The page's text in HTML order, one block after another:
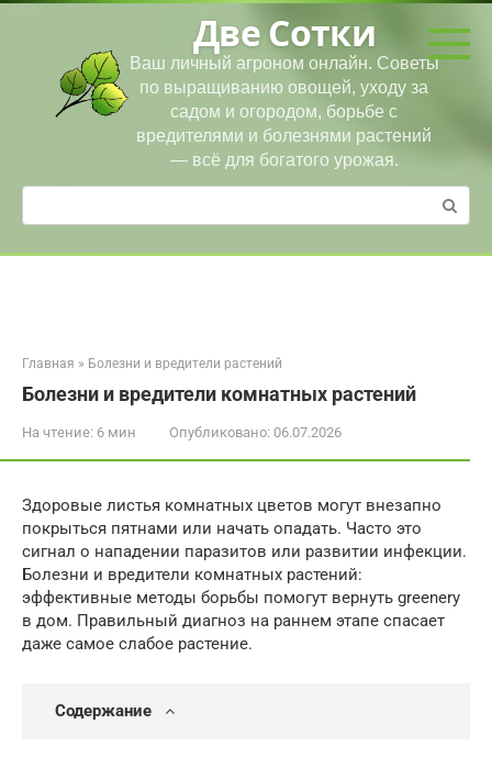
Перейти
Две Сотки
Ваш личный агроном онлайн. Советы
по выращиванию овощей, уходу за
садом и огородом, борьбе с
вредителями и болезнями растений
— всё для богатого урожая.
Поиск:
Главная » Болезни и вредители растений
Болезни и вредители комнатных растений
На чтение: 6 мин Опубликовано: 06.07.2026
Здоровые листья комнатных цветов могут внезапно
покрыться пятнами или начать опадать. Часто это
сигнал о нападении паразитов или развитии инфекции.
Болезни и вредители комнатных растений:
эффективные методы борьбы помогут вернуть greenery
в дом. Правильный диагноз на раннем этапе спасает
даже самое слабое растение.
Содержание